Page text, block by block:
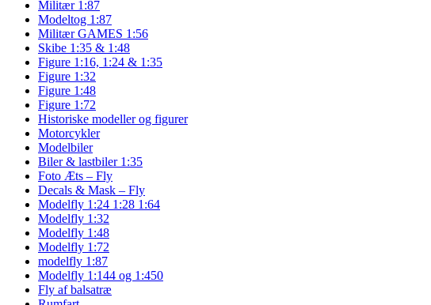
Militær 1:87
Modeltog 1:87
Militær GAMES 1:56
Skibe 1:35 & 1:48
Figure 1:16, 1:24 & 1:35
Figure 1:32
Figure 1:48
Figure 1:72
Historiske modeller og figurer
Motorcykler
Modelbiler
Biler & lastbiler 1:35
Foto Æts – Fly
Decals & Mask – Fly
Modelfly 1:24 1:28 1:64
Modelfly 1:32
Modelfly 1:48
Modelfly 1:72
modelfly 1:87
Modelfly 1:144 og 1:450
Fly af balsatræ